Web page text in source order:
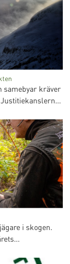
samebyar kräver
i skogen.